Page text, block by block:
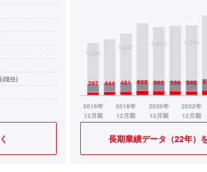
(現任)
長期業績データ（22年）